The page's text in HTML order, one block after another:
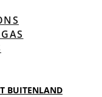
BUITENLAND